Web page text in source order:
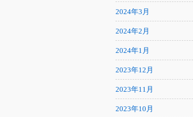
2024年3月
2024年2月
2024年1月
2023年12月
2023年11月
2023年10月